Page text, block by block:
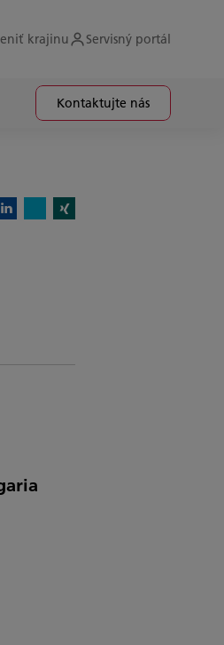
krajinu Servisný portál
Kontaktujte nás